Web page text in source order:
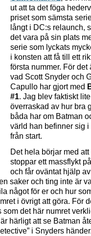
ut att ta det föga
priset som sämsta
långt i DC:s relaunch,
det vara på sin plats
serie som lyckats
i konsten att få till ett
första nummer. För det
vad Scott Snyder och
Capullo har gjort med
#1. Jag blev faktiskt lite
överraskad av hur bra
båda har om Batman
värld han befinner sig i
från start.
Det hela börjar med
stoppar ett massflykt
och får oväntat hjälp
saker och ting inte är
något för er och hur
i övrigt att göra. För
som det här numret
härligt att se Batman
i Snyders